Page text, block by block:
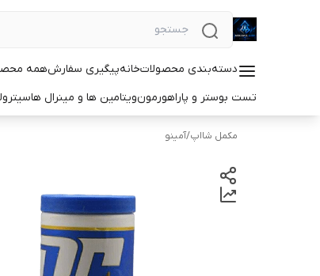
دسته‌بندی محصولاتخانهپیگیری سفارشهمه
تست بوستر و پاراهورمونویتامین ها و مینرال ها
مکمل شااپ/آمینو